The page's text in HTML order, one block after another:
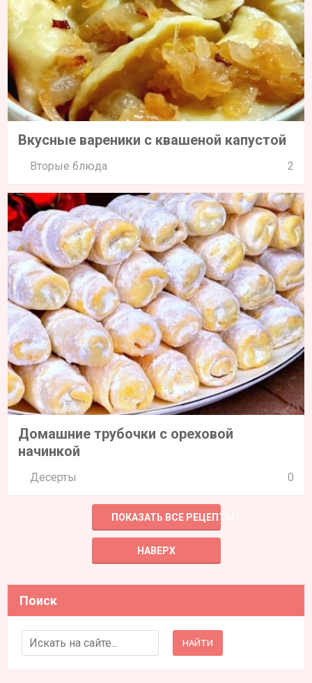
Вкусные вареники с квашеной капустой
Вторые блюда 2
Домашние трубочки с ореховой
начинкой
Десерты 0
ПОКАЗАТЬ ВСЕ РЕЦЕПТЫ
НАВЕРХ
Поиск
Search for: